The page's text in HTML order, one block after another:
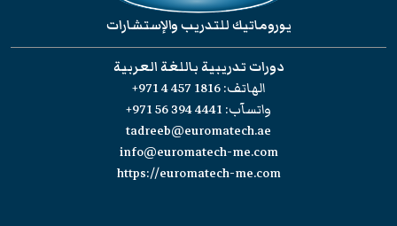
يوروماتيك للتدريب والإستشارات
دورات تدريبية باللغة العربية
الهاتف:+971 4 457 1816
واتسآب:+971 56 394 4441
tadreeb@euromatech.ae
info@euromatech-me.com
https://euromatech-me.com